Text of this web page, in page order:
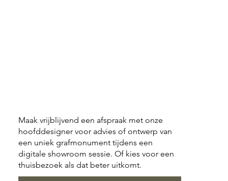
Maak vrijblijvend een afspraak met onze
hoofddesigner voor advies of ontwerp van
een uniek grafmonument tijdens een
digitale showroom sessie. Of kies voor een
thuisbezoek als dat beter uitkomt.